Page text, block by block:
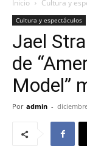
Inicio Cultura y
Cultura y espectáculos
Jael
de
Model”
Por admin -